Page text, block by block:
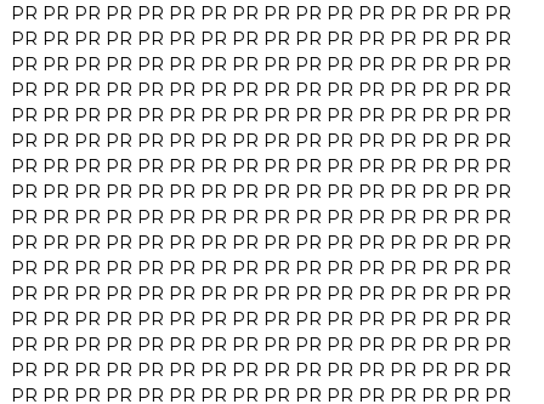
PR PR PR PR PR PR PR PR PR PR PR PR PR PR PR PR
PR PR PR PR PR PR PR PR PR PR PR PR PR PR PR PR
PR PR PR PR PR PR PR PR PR PR PR PR PR PR PR PR
PR PR PR PR PR PR PR PR PR PR PR PR PR PR PR PR
PR PR PR PR PR PR PR PR PR PR PR PR PR PR PR PR
PR PR PR PR PR PR PR PR PR PR PR PR PR PR PR PR
PR PR PR PR PR PR PR PR PR PR PR PR PR PR PR PR
PR PR PR PR PR PR PR PR PR PR PR PR PR PR PR PR
PR PR PR PR PR PR PR PR PR PR PR PR PR PR PR PR
PR PR PR PR PR PR PR PR PR PR PR PR PR PR PR PR
PR PR PR PR PR PR PR PR PR PR PR PR PR PR PR PR
PR PR PR PR PR PR PR PR PR PR PR PR PR PR PR PR
PR PR PR PR PR PR PR PR PR PR PR PR PR PR PR PR
PR PR PR PR PR PR PR PR PR PR PR PR PR PR PR PR
PR PR PR PR PR PR PR PR PR PR PR PR PR PR PR PR
PR PR PR PR PR PR PR PR PR PR PR PR PR PR PR PR